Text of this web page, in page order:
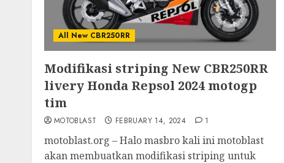
All New CBR250RR
Modifikasi striping New CBR250RR
livery Honda Repsol 2024 motogp
tim
MOTOBLAST FEBRUARY 14, 2024 1
motoblast.org – Halo masbro kali ini motoblast
akan membuatkan modifikasi striping untuk